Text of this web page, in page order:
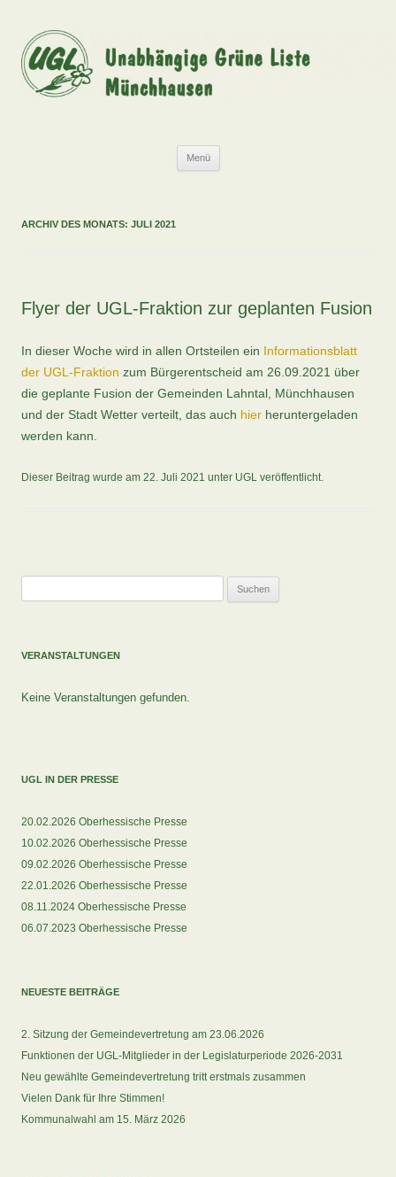
springen
Menü
ARCHIV DES MONATS: JULI 2021
Flyer der UGL-Fraktion zur geplanten Fusion
In dieser Woche wird in allen Ortsteilen ein Informationsblatt
der UGL-Fraktion zum Bürgerentscheid am 26.09.2021 über
die geplante Fusion der Gemeinden Lahntal, Münchhausen
und der Stadt Wetter verteilt, das auch hier heruntergeladen
werden kann.
Dieser Beitrag wurde am 22. Juli 2021 unter UGL veröffentlicht.
VERANSTALTUNGEN
Keine Veranstaltungen gefunden.
UGL IN DER PRESSE
20.02.2026 Oberhessische Presse
10.02.2026 Oberhessische Presse
09.02.2026 Oberhessische Presse
22.01.2026 Oberhessische Presse
08.11.2024 Oberhessische Presse
06.07.2023 Oberhessische Presse
NEUESTE BEITRÄGE
2. Sitzung der Gemeindevertretung am 23.06.2026
Funktionen der UGL-Mitglieder in der Legislaturperiode 2026-2031
Neu gewählte Gemeindevertretung tritt erstmals zusammen
Vielen Dank für Ihre Stimmen!
Kommunalwahl am 15. März 2026